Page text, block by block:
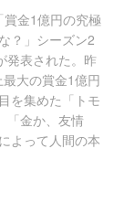
金1億円の究極
？」シーズン2
発表された。昨
大の賞金1億円
を集めた「トモ
「金か、友情
よって人間の本